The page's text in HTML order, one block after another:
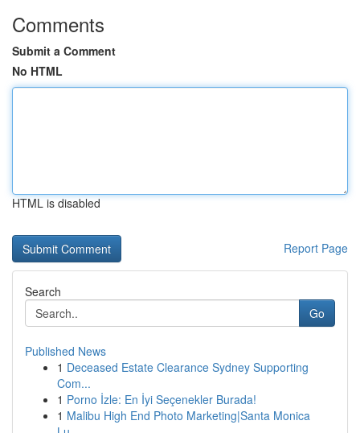
Comments
Submit a Comment
No HTML
HTML is disabled
Report Page
Search
Go
Published News
1 Deceased Estate Clearance Sydney Supporting
Com...
1 Porno İzle: En İyi Seçenekler Burada!
1 Malibu High End Photo Marketing|Santa Monica